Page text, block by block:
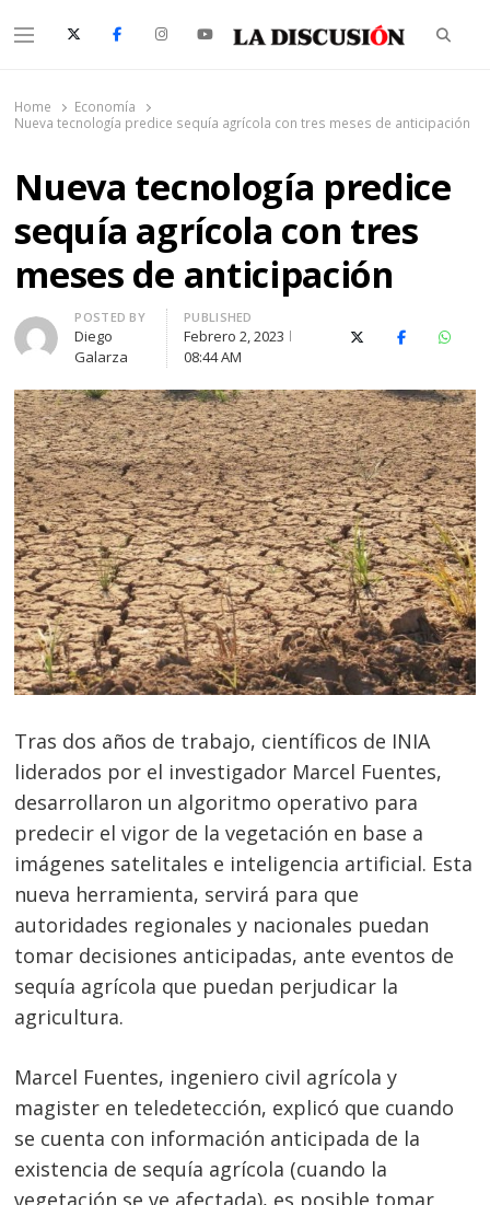
Menu
Home
Economía
Nueva tecnología predice sequía agrícola con tres meses de anticipación
Nueva tecnología predice
sequía agrícola con tres
meses de anticipación
Author
POSTED BY
Diego
Galarza
PUBLISHED
Febrero 2, 2023
08:44 AM
X (Twitter)Facebook
Tras dos años de trabajo, científicos de INIA
liderados por el investigador Marcel Fuentes,
desarrollaron un algoritmo operativo para
predecir el vigor de la vegetación en base a
imágenes satelitales e inteligencia artificial. Esta
nueva herramienta, servirá para que
autoridades regionales y nacionales puedan
tomar decisiones anticipadas, ante eventos de
sequía agrícola que puedan perjudicar la
agricultura.
Marcel Fuentes, ingeniero civil agrícola y
magister en teledetección, explicó que cuando
se cuenta con información anticipada de la
existencia de sequía agrícola (cuando la
vegetación se ve afectada), es posible tomar